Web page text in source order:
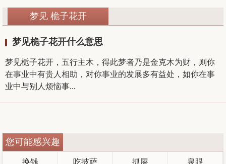
梦见 桅子花开
梦见桅子花开什么意思
梦见栀子花开，五行主木，得此梦者乃是金克木为财，则你
在事业中有贵人相助，对你事业的发展多有益处，如你在事
业中与别人烦恼事...
您可能感兴趣
换钱 吃披萨 抓屎 泉眼